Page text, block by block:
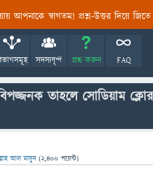
আপনাকে স্বাগতম! প্রশ্ন-উত্তর দিয়ে জিতে
সদস্যবৃন্দ প্রশ্ন করুন FAQ
তাহলে সোডিয়াম
আল মাসুদ (2,400 পয়েন্ট)